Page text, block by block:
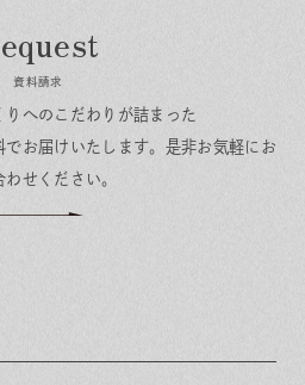
資料請求
へのこだわりが詰まった
お届けいたします。 是非お気軽にお
わせください。